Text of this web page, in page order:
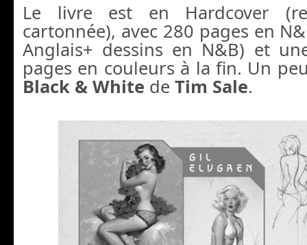
Le livre est en Hardcover
cartonnée), avec 280 pages en
Anglais+ dessins en N&B) et
pages en couleurs à la fin. Un
Black & White de Tim Sale.